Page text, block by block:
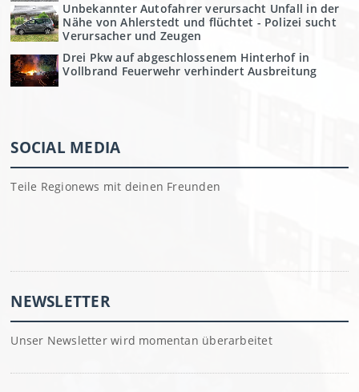
Unbekannter Autofahrer verursacht Unfall in der
Nähe von Ahlerstedt und flüchtet - Polizei sucht
Verursacher und Zeugen
Drei Pkw auf abgeschlossenem Hinterhof in
Vollbrand Feuerwehr verhindert Ausbreitung
SOCIAL MEDIA
Teile Regionews mit deinen Freunden
NEWSLETTER
Unser Newsletter wird momentan überarbeitet